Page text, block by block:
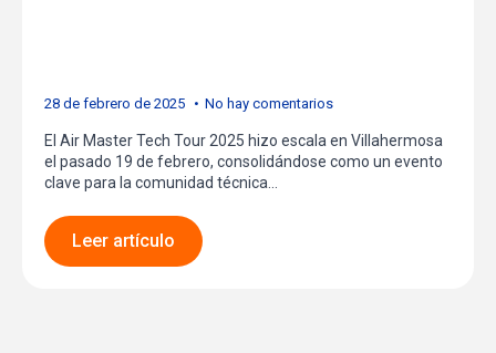
28 de febrero de 2025 No hay comentarios
El Air Master Tech Tour 2025 hizo escala en Villahermosa
el pasado 19 de febrero, consolidándose como un evento
clave para la comunidad técnica…
Leer artículo